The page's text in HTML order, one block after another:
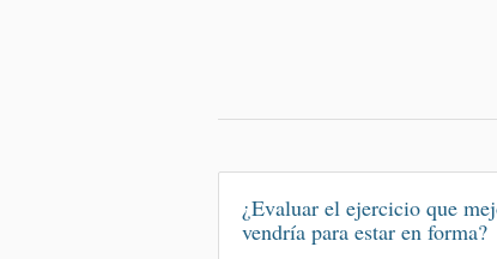
¿Evaluar el ejercicio que
vendría para estar en forma?